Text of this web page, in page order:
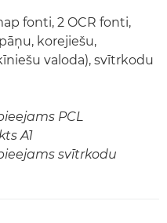
fonti, 2 OCR fonti,
korejiešu,
valoda), svītrkodu
PCL
A1
svītrkodu